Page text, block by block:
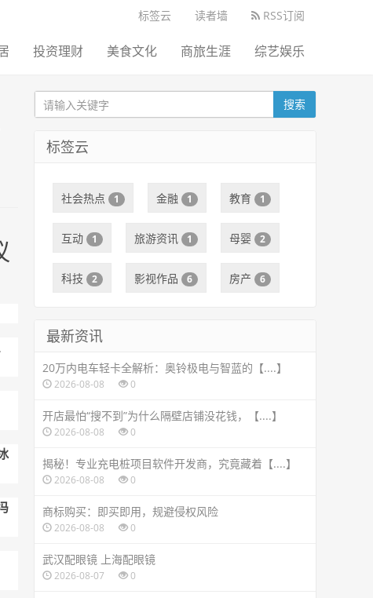
标签云 读者墙 RSS订阅
投资理财 美食文化 商旅生涯 综艺娱乐
搜索
标签云
社会热点 1 金融 1 教育 1
互动 1 旅游资讯 1 母婴 2
科技 2 影视作品 6 房产 6
最新资讯
20万内电车轻卡全解析：奥铃极电与智蓝的【....】
2026-08-08 0
开店最怕“搜不到”为什么隔壁店铺没花钱，【....】
2026-08-08 0
揭秘！专业充电桩项目软件开发商，究竟藏着【....】
2026-08-08 0
商标购买：即买即用，规避侵权风险
2026-08-08 0
武汉配眼镜 上海配眼镜
2026-08-07 0